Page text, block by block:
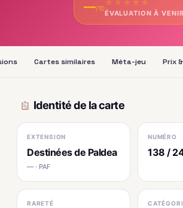
—/10
★ ★ ★ ★ ★
ÉVALUATION À VENIR
Cartes similaires Méta-jeu Prix
Identité de la carte
EXTENSION
Destinées de Paldea
— · PAF
NUMÉRO
138 /
RARETÉ